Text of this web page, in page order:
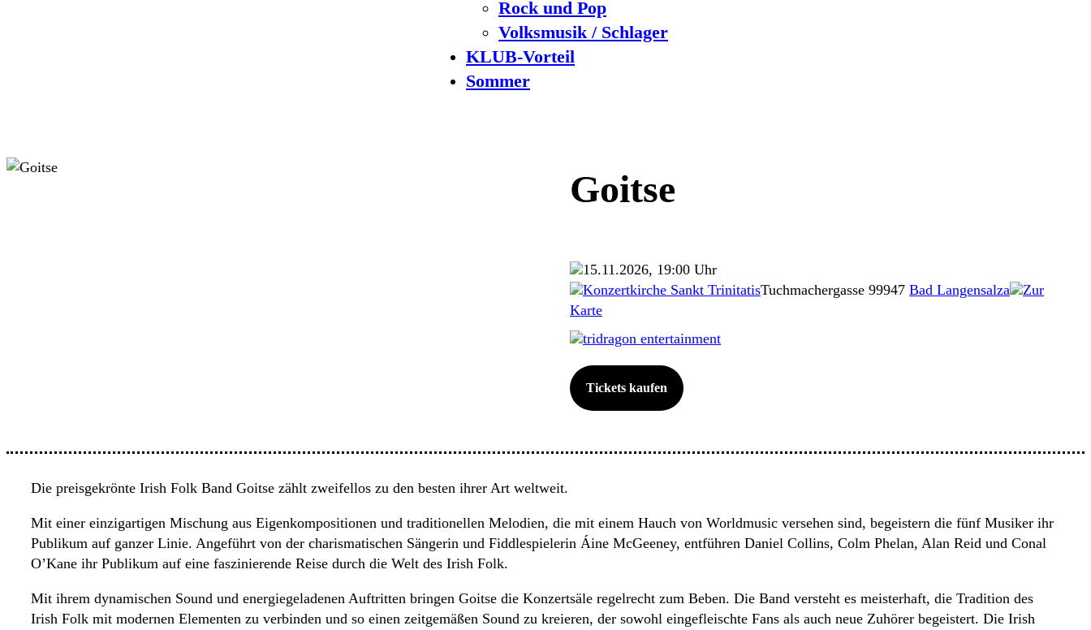
Rock und Pop
Volksmusik / Schlager
KLUB-Vorteil
Sommer
Goitse
15.11.2026, 19:00 Uhr
Konzertkirche Sankt TrinitatisTuchmachergasse 99947 Bad Langensalza
Zur
Karte
tridragon entertainment
Tickets kaufen
Die preisgekrönte Irish Folk Band Goitse zählt zweifellos zu den besten ihrer Art weltweit.
Mit einer einzigartigen Mischung aus Eigenkompositionen und traditionellen Melodien, die mit einem Hauch von Worldmusic versehen sind, begeistern die fünf Musiker ihr
Publikum auf ganzer Linie. Angeführt von der charismatischen Sängerin und Fiddlespielerin Áine McGeeney, entführen Daniel Collins, Colm Phelan, Alan Reid und Conal
O’Kane ihr Publikum auf eine faszinierende Reise durch die Welt des Irish Folk.
Mit ihrem dynamischen Sound und energiegeladenen Auftritten bringen Goitse die Konzertsäle regelrecht zum Beben. Die Band versteht es meisterhaft, die Tradition des
Irish Folk mit modernen Elementen zu verbinden und so einen zeitgemäßen Sound zu kreieren, der sowohl eingefleischte Fans als auch neue Zuhörer begeistert. Die Irish